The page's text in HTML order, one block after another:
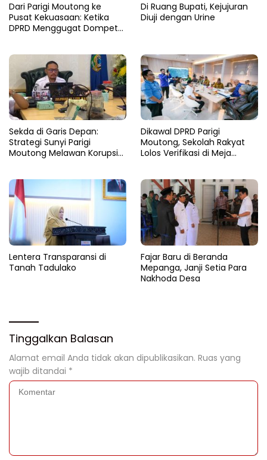
Dari Parigi Moutong ke
Pusat Kekuasaan: Ketika
DPRD Menggugat Dompet
Di Ruang Bupati, Kejujuran
Diuji dengan Urine
Sekda di Garis Depan:
Strategi Sunyi Parigi
Moutong Melawan Korupsi
Dikawal DPRD Parigi
Moutong, Sekolah Rakyat
Lolos Verifikasi di Meja
Lentera Transparansi di
Tanah Tadulako
Fajar Baru di Beranda
Mepanga, Janji Setia Para
Nakhoda Desa
Tinggalkan Balasan
Alamat email Anda tidak akan dipublikasikan. Ruas yang
wajib ditandai *